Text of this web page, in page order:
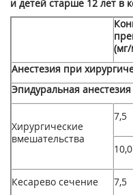
и детей старше 12 лет в
Анестезия при
Эпидуральная
Хирургические
вмешательства
7,5
10,0
Кесарево сечение 7,5